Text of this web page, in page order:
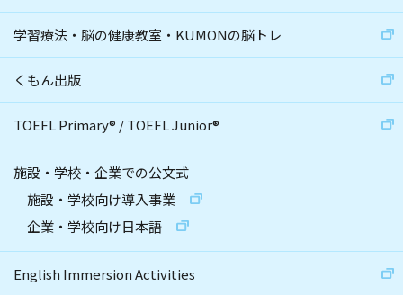
学習療法・脳の健康教室・KUMONの脳トレ
くもん出版
TOEFL Primary® /TOEFL Junior®
施設・学校・企業での公文式
施設・学校向け導入事業
企業・学校向け日本語
English Immersion Activities